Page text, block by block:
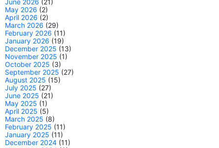
June 2026 (21)
May 2026 (2)
April 2026 (2)
March 2026 (29)
February 2026 (11)
January 2026 (19)
December 2025 (13)
November 2025 (1)
October 2025 (3)
September 2025 (27)
August 2025 (15)
July 2025 (27)
June 2025 (21)
May 2025 (1)
April 2025 (5)
March 2025 (8)
February 2025 (11)
January 2025 (11)
December 2024 (11)